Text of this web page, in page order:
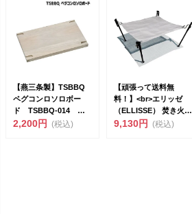
【燕三条製】TSBBQ
ペグコンロソロボー
ド TSBBQ-014 ペ
グコンロソロの熱...
2,200円 (税込)
【頑張って送料無
料！】<br>エリッゼ
（ELLISSE） 焚き火台
NE...
9,130円 (税込)